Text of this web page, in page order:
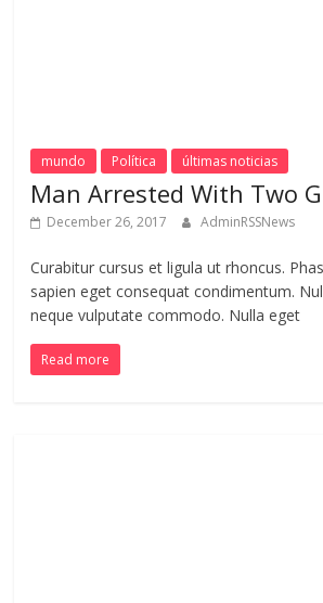
mundo Política últimas noticias
Man Arrested With Two
December 26, 2017 AdminRSSNews
Curabitur cursus et ligula ut rhoncus.
sapien eget consequat condimentum.
neque vulputate commodo. Nulla eget
Read more